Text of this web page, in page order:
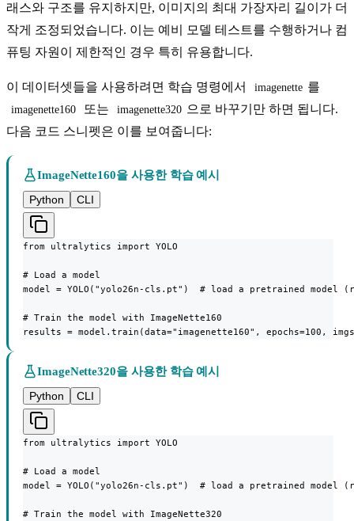
래스와 구조를 유지하지만, 이미지의 최대 가장자리 길이가 더
작게 조정되었습니다. 이는 예비 모델 테스트를 수행하거나 컴
퓨팅 자원이 제한적인 경우 특히 유용합니다.
이 데이터셋들을 사용하려면 학습 명령에서 imagenette 를
imagenette160 또는 imagenette320 으로 바꾸기만 하면 됩니다.
다음 코드 스니펫은 이를 보여줍니다:
ImageNette160을 사용한 학습 예시
Python
CLI
from ultralytics import YOLO
# Load a model
model = YOLO("yolo26n-cls.pt")  # load a pretrained model
# Train the model with ImageNette160
results = model.train(data="imagenette160", epochs=100,
ImageNette320을 사용한 학습 예시
Python
CLI
from ultralytics import YOLO
# Load a model
model = YOLO("yolo26n-cls.pt")  # load a pretrained model
# Train the model with ImageNette320